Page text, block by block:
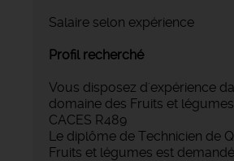
Salaire selon expérience
Profil recherché
Vous disposez d'expérience
domaine des Fruits et
CACES R489
Le diplôme de Technicien de
Fruits et légumes est demandé